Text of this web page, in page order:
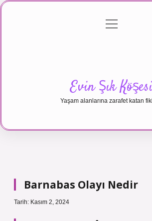
Gizlilik Politikası
menüyü
Evin Şık
Yaşam alanlarına zarafet katan
Barnabas Olayı Nedir
Tarih: Kasım 2, 2024